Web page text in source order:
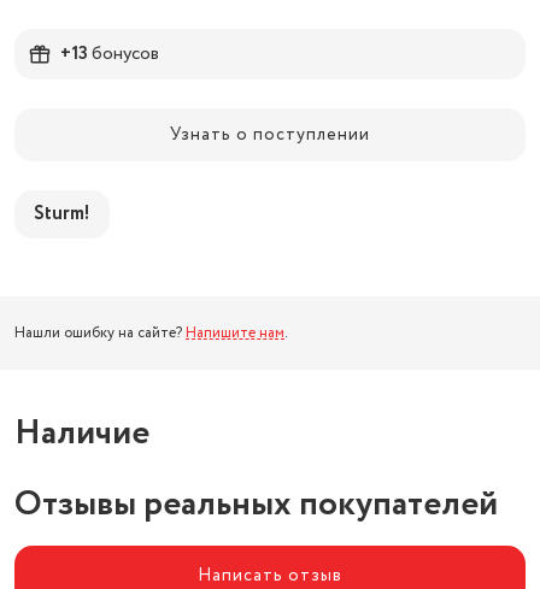
+13бонусов
Узнать о поступлении
Sturm!
Нашли ошибку на сайте? Напишите нам.
Наличие
Отзывы реальных покупателей
Написать отзыв